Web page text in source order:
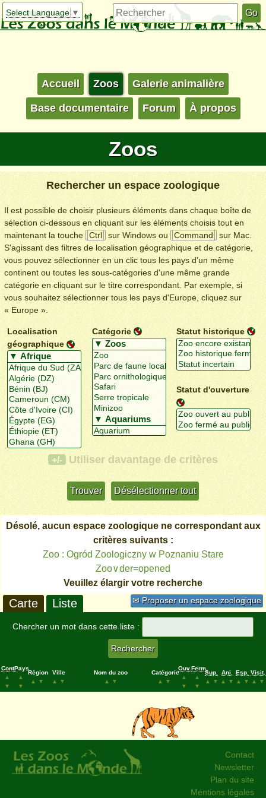
Select Language ▼
Accueil Zoos Galerie animalière
Base documentaire Forum À propos
Zoos
Rechercher un espace zoologique
Il est possible de choisir plusieurs éléments dans chaque boîte de
sélection ci-dessous en cliquant sur les éléments choisis tout en
maintenant la touche
Ctrl sur Windows ou Command
sur Mac.
S'agissant des filtres de localisation géographique et de catégorie,
vous pouvez sélectionner en un clic tous les pays d'un même
continent ou toutes les sous-catégories d'une même grande
catégorie en cliquant sur le titre correspondant. Par exemple, si
vous souhaitez sélectionner tous les pays d'Europe, cliquez sur
« Europe ».
Localisation
géographique
Catégorie Statut historique
Statut d'ouverture
+/- Utiliser davantage de critères
Désolé, aucun espace zoologique ne correspondant aux
critères suivants :
Zoo : Ogród Zoologiczny w Poznaniu Stare
Zoo∨der=opened
Veuillez élargir votre recherche
✉ Proposer un espace zoologique
Carte Liste
Chercher un mot dans cette liste :
Cont.
▲
▼
Pays
▲
▼
Région
▲
▼
Ville
▲
▼
Nom du zoo
▲
▼
Catégorie
▲
▼
Ouv.
▲
▼
Ferm.
▲
▼
Sup.
▲
▼
Ani.
▲
▼
Esp.
▲
▼
Visit.
▲
▼
Contact
Newsletter
Plan du site
Mentions légales